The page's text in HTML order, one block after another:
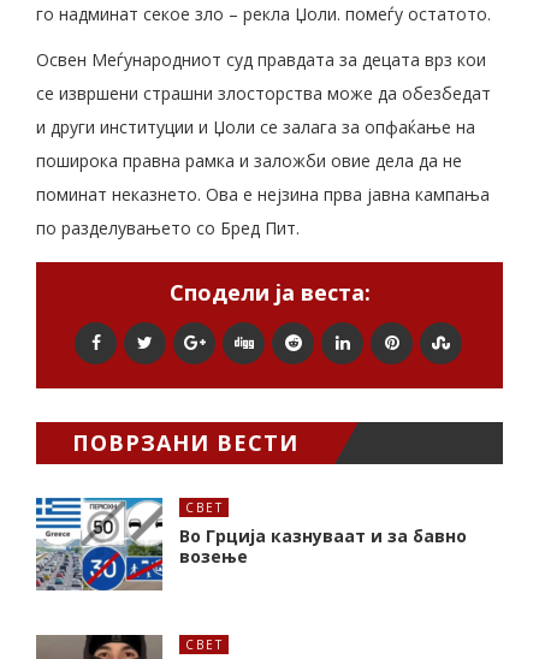
го надминат секое зло – рекла Џоли. помеѓу остатото.
Освен Меѓународниот суд правдата за децата врз кои
се извршени страшни злосторства може да обезбедат
и други институции и Џоли се залага за опфаќање на
поширока правна рамка и заложби овие дела да не
поминат неказнето. Ова е нејзина прва јавна кампања
по разделувањето со Бред Пит.
Сподели ја веста:
ПОВРЗАНИ ВЕСТИ
СВЕТ
Во Грција казнуваат и за бавно
возење
СВЕТ